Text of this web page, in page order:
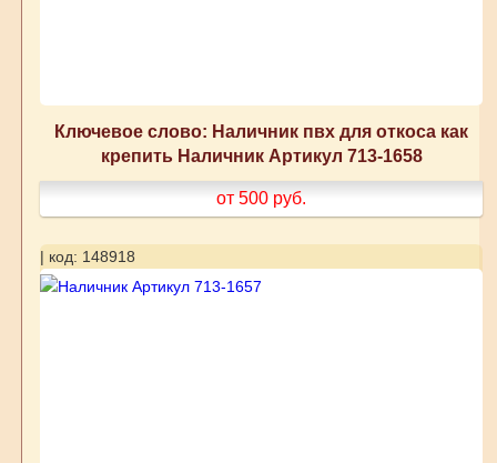
Ключевое слово: Наличник пвх для откоса как
крепить Наличник Артикул 713-1658
от 500 руб.
| код: 148918